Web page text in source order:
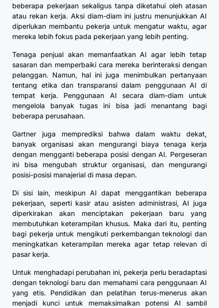
beberapa pekerjaan sekaligus tanpa diketahui oleh atasan
atau rekan kerja. Aksi diam-diam ini justru menunjukkan AI
diperlukan membantu pekerja untuk mengatur waktu, agar
mereka lebih fokus pada pekerjaan yang lebih penting.
Tenaga penjual akan memanfaatkan AI agar lebih tetap
sasaran dan memperbaiki cara mereka berinteraksi dengan
pelanggan. Namun, hal ini juga menimbulkan pertanyaan
tentang etika dan transparansi dalam penggunaan AI di
tempat kerja. Penggunaan AI secara diam-diam untuk
mengelola banyak tugas ini bisa jadi menantang bagi
beberapa perusahaan.
Gartner juga memprediksi bahwa dalam waktu dekat,
banyak organisasi akan mengurangi biaya tenaga kerja
dengan mengganti beberapa posisi dengan AI. Pergeseran
ini bisa mengubah struktur organisasi, dan mengurangi
posisi-posisi manajerial di masa depan.
Di sisi lain, meskipun AI dapat menggantikan beberapa
pekerjaan, seperti kasir atau asisten administrasi, AI juga
diperkirakan akan menciptakan pekerjaan baru yang
membutuhkan keterampilan khusus. Maka dari itu, penting
bagi pekerja untuk mengikuti perkembangan teknologi dan
meningkatkan keterampilan mereka agar tetap relevan di
pasar kerja.
Untuk menghadapi perubahan ini, pekerja perlu beradaptasi
dengan teknologi baru dan memahami cara penggunaan AI
yang etis. Pendidikan dan pelatihan terus-menerus akan
menjadi kunci untuk memaksimalkan potensi AI sambil